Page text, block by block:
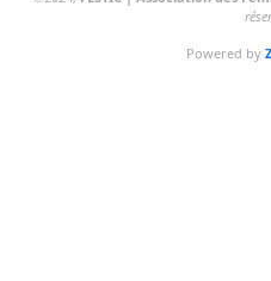
Powered by